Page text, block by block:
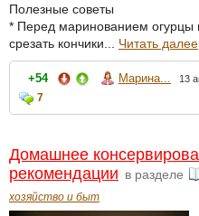
Полезные советы
* Перед маринованием огурцы
срезать кончики... Читать далее
+54 Марина... 13
7
Домашнее
рекомендации в разделе
хозяйство и быт